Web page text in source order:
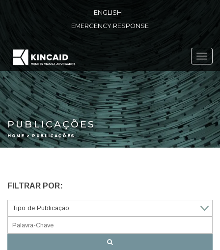
ENGLISH
EMERGENCY RESPONSE
PUBLICAÇÕES
HOME > PUBLICAÇÕES
FILTRAR POR: